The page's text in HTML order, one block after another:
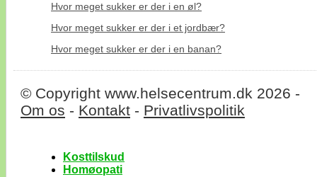
Hvor meget sukker er der i en øl?
Hvor meget sukker er der i et jordbær?
Hvor meget sukker er der i en banan?
© Copyright www.helsecentrum.dk 2026 -
Om os - Kontakt - Privatlivspolitik
Kosttilskud
Homøopati